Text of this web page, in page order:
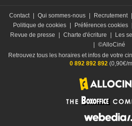
Contact Qui sommes-nous Recrutement
Politique de cookies
Préférences cookies
Revue de presse
Charte d'écriture Les
©AlloCiné
Retrouvez tous les horaires et infos de votre
0 892 892 892(0,90€/